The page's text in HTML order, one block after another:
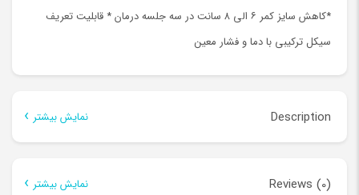
*کاهش سایز کمر ۶ الی ۸ سانت در سه جلسه درمان * قابلیت تعریف
سیکل ترکیبی با دما و فشار معین
Description نمایش بیشتر
Reviews (0) نمایش بیشتر